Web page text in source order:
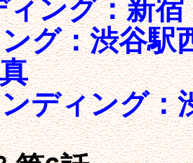
ィング：新宿
グ：渋谷駅
ディング：